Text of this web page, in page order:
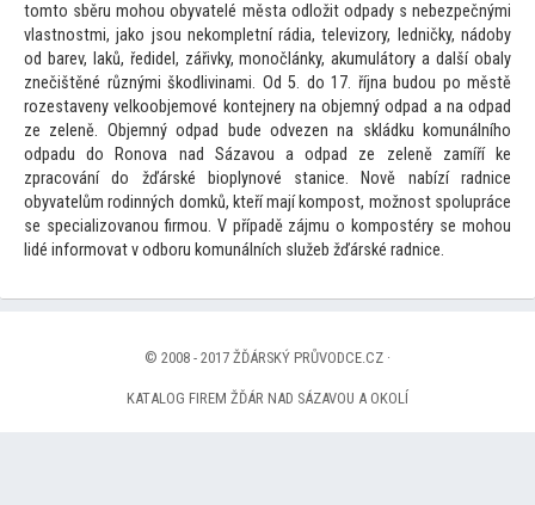
tomto sběru mohou obyvatelé města odložit odpady s nebezpečnými
vlastnostmi, jako jsou nekompletní rádia, televizory, ledničky, nádoby
od barev, laků, ředidel, zářivky, monočlánky, akumulátory a další obaly
znečištěné různými škodlivinami. Od 5. do 17. října budou po městě
rozestaveny velkoobjemové kontejnery na objemný odpad a na odpad
ze zeleně. Objemný odpad bude odvezen na skládku komunálního
odpadu do Ronova nad Sázavou a odpad ze zeleně zamíří ke
zpracování do žďárské bioplynové stanice. Nově nabízí radnice
obyvatelům rodinných domků, kteří mají kompost, možnost spolupráce
se specializovanou firmou. V případě zájmu o kompostéry se mohou
lidé informovat v odboru komunálních služeb žďárské radnice.
© 2008 - 2017 ŽĎÁRSKÝ PRŮVODCE.CZ ·
KATALOG FIREM ŽĎÁR NAD SÁZAVOU A OKOLÍ